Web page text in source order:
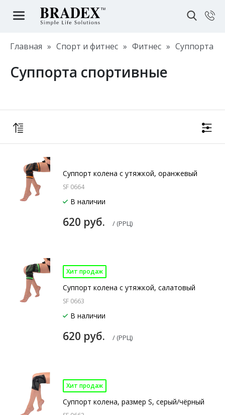
Главная » Спорт и фитнес » Фитнес » Суппорта
Суппорта спортивные
Суппорт колена с утяжкой, оранжевый
SF 0664
В наличии
620 руб. / (РРЦ)
Хит продаж
Суппорт колена с утяжкой, салатовый
SF 0663
В наличии
620 руб. / (РРЦ)
Хит продаж
Суппорт колена, размер S, серый/чёрный